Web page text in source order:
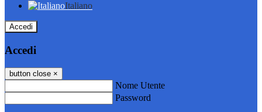
Italiano
Accedi
Accedi
button close ×
Nome Utente
Password